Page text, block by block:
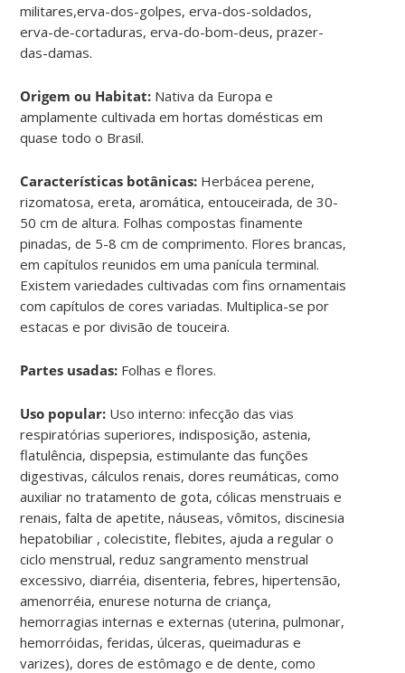
militares,erva-dos-golpes, erva-dos-soldados,
erva-de-cortaduras, erva-do-bom-deus, prazer-
das-damas.
Origem ou Habitat: Nativa da Europa e
amplamente cultivada em hortas domésticas em
quase todo o Brasil.
Características botânicas: Herbácea perene,
rizomatosa, ereta, aromática, entouceirada, de 30-
50 cm de altura. Folhas compostas finamente
pinadas, de 5-8 cm de comprimento. Flores brancas,
em capítulos reunidos em uma panícula terminal.
Existem variedades cultivadas com fins ornamentais
com capítulos de cores variadas. Multiplica-se por
estacas e por divisão de touceira.
Partes usadas: Folhas e flores.
Uso popular: Uso interno: infecção das vias
respiratórias superiores, indisposição, astenia,
flatulência, dispepsia, estimulante das funções
digestivas, cálculos renais, dores reumáticas, como
auxiliar no tratamento de gota, cólicas menstruais e
renais, falta de apetite, náuseas, vômitos, discinesia
hepatobiliar , colecistite, flebites, ajuda a regular o
ciclo menstrual, reduz sangramento menstrual
excessivo, diarréia, disenteria, febres, hipertensão,
amenorréia, enurese noturna de criança,
hemorragias internas e externas (uterina, pulmonar,
hemorróidas, feridas, úlceras, queimaduras e
varizes), dores de estômago e de dente, como